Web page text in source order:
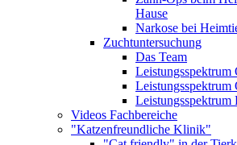
Hause
Narkose bei
Zuchtuntersuchung
Das Team
Leistungsspektrum
Leistungsspektrum
Leistungsspektrum
Videos Fachbereiche
"Katzenfreundliche Klinik"